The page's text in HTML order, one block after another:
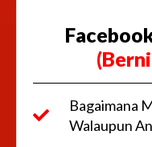
Bagaimana
Walaupun